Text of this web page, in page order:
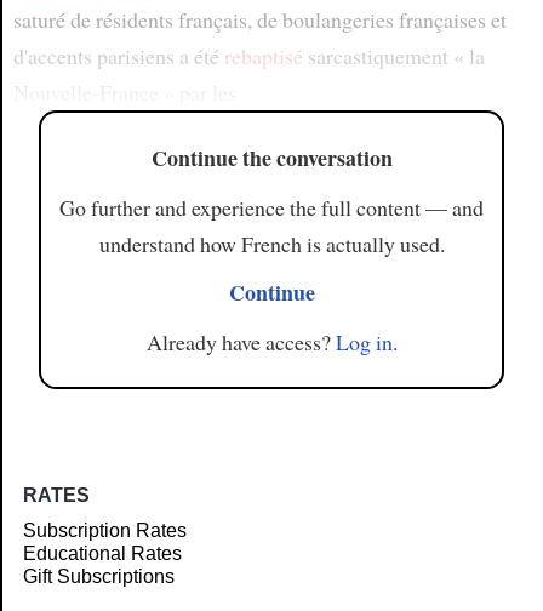
saturé de résidents français, de boulangeries françaises et
d'accents parisiens a été rebaptisé sarcastiquement « la
Continue the conversation
Go further and experience the full content — and
understand how French is actually used.
Continue
Already have access?Log in.
RATES
Subscription Rates
Educational Rates
Gift Subscriptions